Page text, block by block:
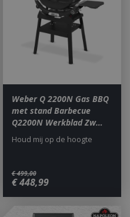
Weber Q 2200N Gas BBQ
met stand Barbecue
Q2200N Werkblad Zw…
€ 499,00
€ 448,99
Houd mij op de hoogte